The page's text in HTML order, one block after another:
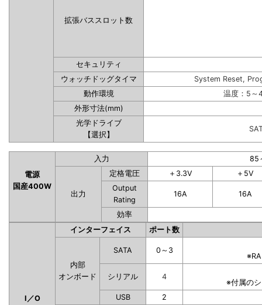
拡張バススロット数
セキュリティ
ウォッチドッグタイマ
System Reset,
動作環境
温度：5～
外形寸法(mm)
光学ドライブ
【選択】
電源
国産400W
入力 85
出力
定格電圧 ＋3.3V
＋5V
Output
Rating
16A 16A
効率
I／O
インターフェイス ポート数
内部
オンボード
SATA 0～3
シリアル 4
※付属の
USB
2